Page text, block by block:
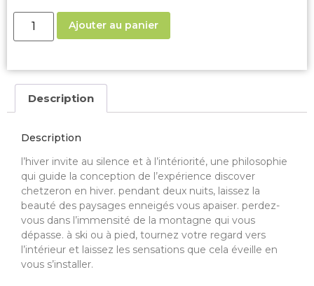
Ajouter au panier
Description
Description
l’hiver invite au silence et à l’intériorité, une philosophie
qui guide la conception de l’expérience discover
chetzeron en hiver. pendant deux nuits, laissez la
beauté des paysages enneigés vous apaiser. perdez-
vous dans l’immensité de la montagne qui vous
dépasse. à ski ou à pied, tournez votre regard vers
l’intérieur et laissez les sensations que cela éveille en
vous s’installer.